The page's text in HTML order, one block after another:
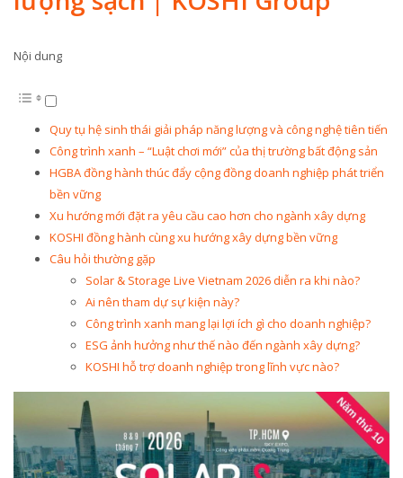
Nội dung
Quy tụ hệ sinh thái giải pháp năng lượng và công nghệ tiên tiến
Công trình xanh – “Luật chơi mới” của thị trường bất động sản
HGBA đồng hành thúc đẩy cộng đồng doanh nghiệp phát triển
bền vững
Xu hướng mới đặt ra yêu cầu cao hơn cho ngành xây dựng
KOSHI đồng hành cùng xu hướng xây dựng bền vững
Câu hỏi thường gặp
Solar & Storage Live Vietnam 2026 diễn ra khi nào?
Ai nên tham dự sự kiện này?
Công trình xanh mang lại lợi ích gì cho doanh nghiệp?
ESG ảnh hưởng như thế nào đến ngành xây dựng?
KOSHI hỗ trợ doanh nghiệp trong lĩnh vực nào?